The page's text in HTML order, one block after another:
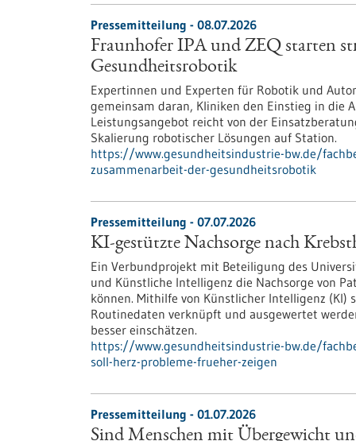
Pressemitteilung - 08.07.2026
Fraunhofer IPA und ZEQ starten
Gesundheitsrobotik
Expertinnen und Experten für Robotik und
gemeinsam daran, Kliniken den Einstieg in die
Leistungsangebot reicht von der
Skalierung robotischer Lösungen auf Station.
https://www.gesundheitsindustrie-bw.de/
zusammenarbeit-der-gesundheitsrobotik
Pressemitteilung - 07.07.2026
KI-gestützte Nachsorge nach
Ein Verbundprojekt mit Beteiligung des
und Künstliche Intelligenz die Nachsorge von
können. Mithilfe von Künstlicher Intelligenz
Routinedaten verknüpft und ausgewertet
besser einschätzen.
https://www.gesundheitsindustrie-bw.de/
soll-herz-probleme-frueher-zeigen
Pressemitteilung - 01.07.2026
Sind Menschen mit Übergewicht